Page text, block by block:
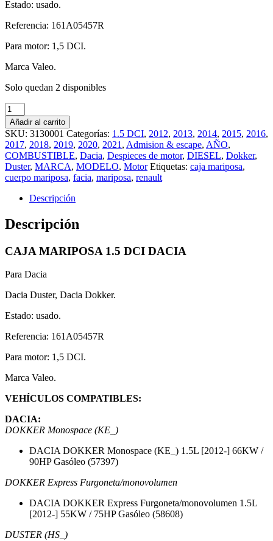
Estado: usado.
Referencia: 161A05457R
Para motor: 1,5 DCI.
Marca Valeo.
Solo quedan 2 disponibles
Caja
mariposa
1.5
DCI
Dacia
161A05457R
cantidad
Añadir al carrito
SKU: 3130001 Categorías: 1.5 DCI, 2012, 2013, 2014, 2015, 2016,
2017, 2018, 2019, 2020, 2021 , Admision & escape, AÑO,
COMBUSTIBLE, Dacia, Despieces de motor, DIESEL, Dokker,
Duster, MARCA, MODELO, Motor Etiquetas: caja mariposa,
cuerpo mariposa, facia, mariposa, renault
Descripción
Descripción
CAJA MARIPOSA 1.5 DCI DACIA
Para Dacia
Dacia Duster, Dacia Dokker.
Estado: usado.
Referencia: 161A05457R
Para motor: 1,5 DCI.
Marca Valeo.
VEHÍCULOS COMPATIBLES:
DACIA:
DOKKER Monospace (KE_)
DACIA DOKKER Monospace (KE_) 1.5L [2012-] 66KW /
90HP Gasóleo (57397)
DOKKER Express Furgoneta/monovolumen
DACIA DOKKER Express Furgoneta/monovolumen 1.5L
[2012-] 55KW / 75HP Gasóleo (58608)
DUSTER (HS_)